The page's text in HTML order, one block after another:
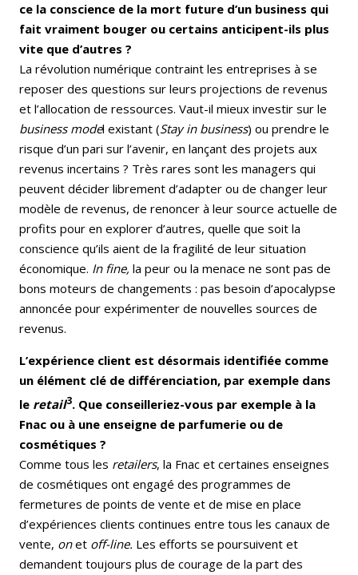
ce la conscience de la mort future d’un business qui
fait vraiment bouger ou certains anticipent-ils plus
vite que d’autres ?
La révolution numérique contraint les entreprises à se
reposer des questions sur leurs projections de revenus
et l’allocation de ressources. Vaut-il mieux investir sur le
business model existant (Stay in business) ou prendre le
risque d’un pari sur l’avenir, en lançant des projets aux
revenus incertains ? Très rares sont les managers qui
peuvent décider librement d’adapter ou de changer leur
modèle de revenus, de renoncer à leur source actuelle de
profits pour en explorer d’autres, quelle que soit la
conscience qu’ils aient de la fragilité de leur situation
économique. In fine, la peur ou la menace ne sont pas de
bons moteurs de changements : pas besoin d’apocalypse
annoncée pour expérimenter de nouvelles sources de
revenus.
L’expérience client est désormais identifiée comme
un élément clé de différenciation, par exemple dans
le retail3. Que conseilleriez-vous par exemple à la
Fnac ou à une enseigne de parfumerie ou de
cosmétiques ?
Comme tous les retailers, la Fnac et certaines enseignes
de cosmétiques ont engagé des programmes de
fermetures de points de vente et de mise en place
d’expériences clients continues entre tous les canaux de
vente, onet off-line. Les efforts se poursuivent et
demandent toujours plus de courage de la part des